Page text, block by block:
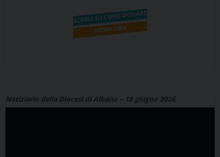
Notiziario della Diocesi di Albano – 18 giugno 2026